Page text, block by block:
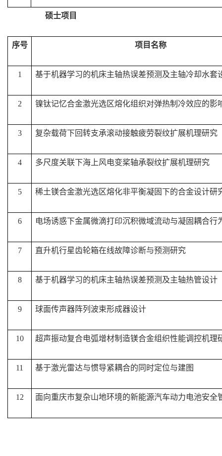
硕士项目
序号 项目名称
1 基于机器学习的机床主轴热误差预测及主轴冷却水套
2 镍钛记忆合金激光选区熔化组织对弹热制冷效应的影
3 复杂载荷下回转支承滚动接触疲劳裂纹扩展机理研究
4 多尺度关联下海上风电变桨轴承裂纹扩展机理研究
5 稀土镁合金激光选区熔化非平衡凝固下的合金设计研
6 电场诱惑下金属微滴打印沉积微域流动与凝固耦合行
7 直升机行星齿轮箱在线故障诊断与预测研究
8 基于机器学习的机床主轴热误差预测及主轴热管设计
9 球面传声器阵列波束形成器设计
10 超声振动复合电弧增材制造镁合金组织性能调控机理
11 基于激光雷达与惯导紧耦合的同时定位与建图
12 面向重庆市复杂山地环境的新能源汽车动力电池安全